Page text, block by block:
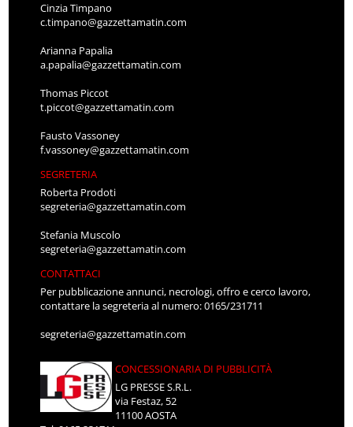
Cinzia Timpano
c.timpano@gazzettamatin.com
Arianna Papalia
a.papalia@gazzettamatin.com
Thomas Piccot
t.piccot@gazzettamatin.com
Fausto Vassoney
f.vassoney@gazzettamatin.com
SEGRETERIA
Roberta Prodoti
segreteria@gazzettamatin.com
Stefania Muscolo
segreteria@gazzettamatin.com
CONTATTACI
Per pubblicazione annunci, necrologi, offro e cerco lavoro,
contattare la segreteria al numero: 0165/231711
segreteria@gazzettamatin.com
CONCESSIONARIA DI PUBBLICITÀ
LG PRESSE S.R.L.
via Festaz, 52
11100 AOSTA